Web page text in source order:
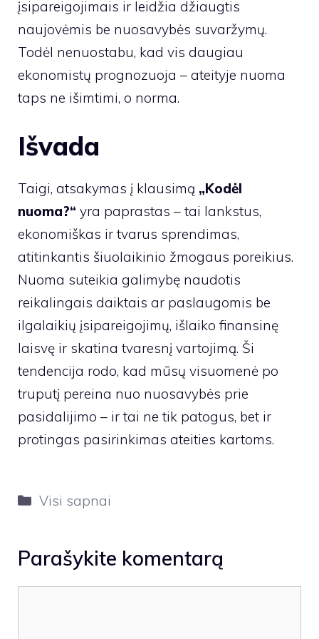
įsipareigojimais ir leidžia džiaugtis
naujovėmis be nuosavybės suvaržymų.
Todėl nenuostabu, kad vis daugiau
ekonomistų prognozuoja – ateityje nuoma
taps ne išimtimi, o norma.
Išvada
Taigi, atsakymas į klausimą „Kodėl
nuoma?“ yra paprastas – tai lankstus,
ekonomiškas ir tvarus sprendimas,
atitinkantis šiuolaikinio žmogaus poreikius.
Nuoma suteikia galimybę naudotis
reikalingais daiktais ar paslaugomis be
ilgalaikių įsipareigojimų, išlaiko finansinę
laisvę ir skatina tvaresnį vartojimą. Ši
tendencija rodo, kad mūsų visuomenė po
truputį pereina nuo nuosavybės prie
pasidalijimo – ir tai ne tik patogus, bet ir
protingas pasirinkimas ateities kartoms.
Kategorijos
Visi sapnai
Parašykite komentarą